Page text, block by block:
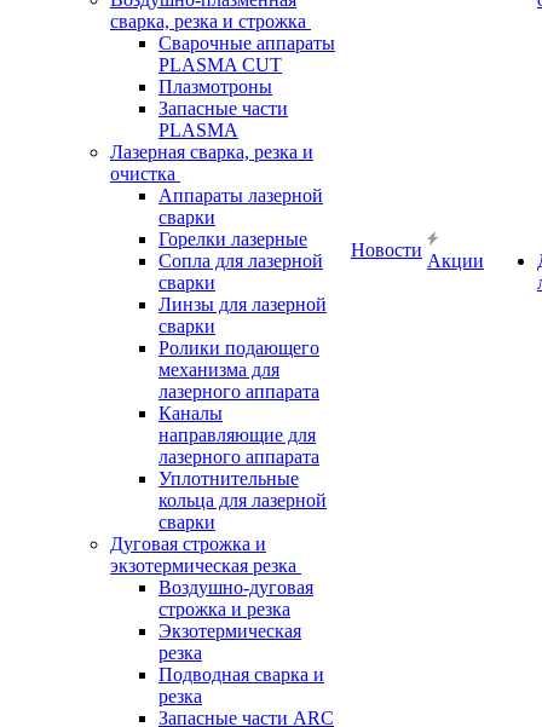
сварка, резка и строжка
Сварочные аппараты
PLASMA CUT
Плазмотроны
Запасные части
PLASMA
Лазерная сварка, резка и
очистка
Аппараты лазерной
сварки
Горелки лазерные
Сопла для лазерной
сварки
Линзы для лазерной
сварки
Ролики подающего
механизма для
лазерного аппарата
Каналы
направляющие для
лазерного аппарата
Уплотнительные
кольца для лазерной
сварки
Дуговая строжка и
экзотермическая резка
Воздушно-дуговая
строжка и резка
Экзотермическая
резка
Подводная сварка и
резка
Запасные части ARC
Новости
Акции